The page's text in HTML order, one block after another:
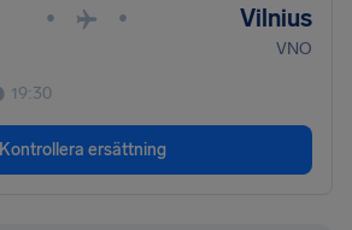
• • Vilnius
VNO
19:30
Kontrollera ersättning